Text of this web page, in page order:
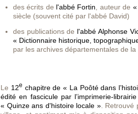
des écrits de l'abbé Fortin , auteur de
siècle (souvent cité par l'abbé David)
des publicationsde l'abbé Alphonse
« Dictionnaire historique,
par les archives départementales de la
Le 12e chapitre de « La Poôté dans
édité en fascicule par l’imprimerie-
« Quinze ans d'histoire locale ». Retrouvé